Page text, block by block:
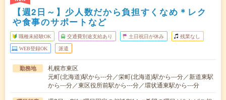
【週2日～】少人数だから負担すくなめ＊レク
や食事のサポートなど
職種未経験OK 交通費別途支給あり 土日祝日が休み 残業なし
WEB登録OK 派遣
勤務地
札幌市東区
元町(北海道)駅から---分／栄町(北海道)駅から---分／新道東駅
から---分／東区役所前駅から---分／環状通東駅から---分